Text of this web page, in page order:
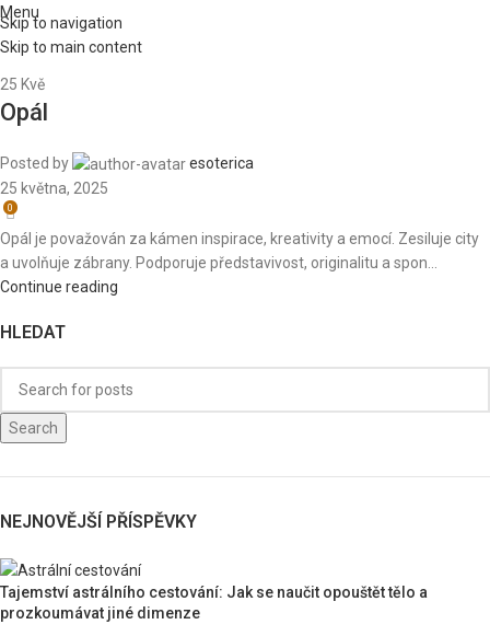
Skip to navigation
Skip to main content
Menu
25 Kvě
Opál
Posted by
esoterica
25 května, 2025
0
Opál je považován za kámen inspirace, kreativity a emocí. Zesiluje city
a uvolňuje zábrany. Podporuje představivost, originalitu a spon...
Continue reading
HLEDAT
Search
NEJNOVĚJŠÍ PŘÍSPĚVKY
Tajemství astrálního cestování: Jak se naučit opouštět tělo a
prozkoumávat jiné dimenze